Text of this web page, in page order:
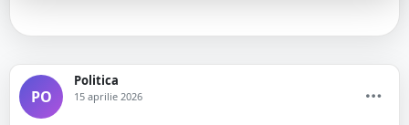
PO
Politica
15 aprilie 2026